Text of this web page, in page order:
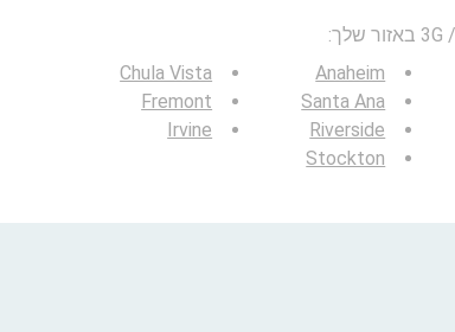
Anaheim
Santa Ana
Riverside
Stockton
Chula Vista
Fremont
Irvine